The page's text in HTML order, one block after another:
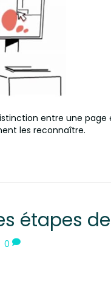
entre une
les reconnaître.
étapes
0